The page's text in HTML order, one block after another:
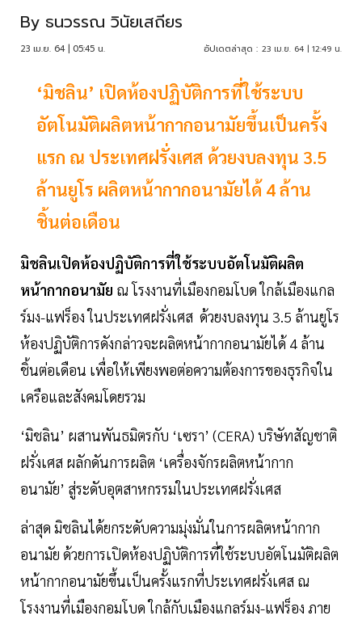
By ธนวรรณ วินัยเสถียร
23 เม.ย. 64 | 05:45 น. อัปเดตล่าสุด : 23 เม.ย. 64 | 12:49 น.
‘มิชลิน’ เปิดห้องปฏิบัติการที่ใช้ระบบ
อัตโนมัติผลิตหน้ากากอนามัยขึ้นเป็นครั้ง
แรก ณ ประเทศฝรั่งเศส ด้วยงบลงทุน 3.5
ล้านยูโร ผลิตหน้ากากอนามัยได้ 4 ล้าน
ชิ้นต่อเดือน
มิชลินเปิดห้องปฏิบัติการที่ใช้ระบบอัตโนมัติผลิต
หน้ากากอนามัย ณ โรงงานที่เมืองกอมโบด ใกล้เมืองแกล
ร์มง-แฟร็อง ในประเทศฝรั่งเศส ด้วยงบลงทุน 3.5 ล้านยูโร
ห้องปฏิบัติการดังกล่าวจะผลิตหน้ากากอนามัยได้ 4 ล้าน
ชิ้นต่อเดือน เพื่อให้เพียงพอต่อความต้องการของธุรกิจใน
เครือและสังคมโดยรวม
‘มิชลิน’ ผสานพันธมิตรกับ ‘เซรา’ (CERA) บริษัทสัญชาติ
ฝรั่งเศส ผลักดันการผลิต ‘เครื่องจักรผลิตหน้ากาก
อนามัย’ สู่ระดับอุตสาหกรรมในประเทศฝรั่งเศส
ล่าสุด มิชลินได้ยกระดับความมุ่งมั่นในการผลิตหน้ากาก
อนามัย ด้วยการเปิดห้องปฏิบัติการที่ใช้ระบบอัตโนมัติผลิต
หน้ากากอนามัยขึ้นเป็นครั้งแรกที่ประเทศฝรั่งเศส ณ
โรงงานที่เมืองกอมโบด ใกล้กับเมืองแกลร์มง-แฟร็อง ภาย